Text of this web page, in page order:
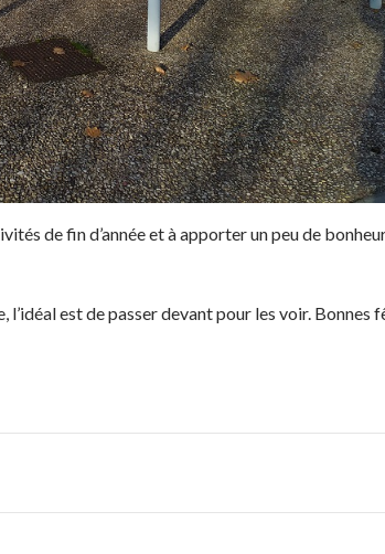
de fin d’année et à apporter un peu de
est de passer devant pour les voir. Bonnes